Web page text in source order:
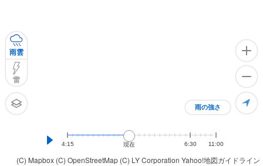
(C) Mapbox (C) OpenStreetMap (C) LY Corporation Yahoo!地図ガイドライン
雨の強さ
雨雲
雷
4:15 現在 6:30 11:00